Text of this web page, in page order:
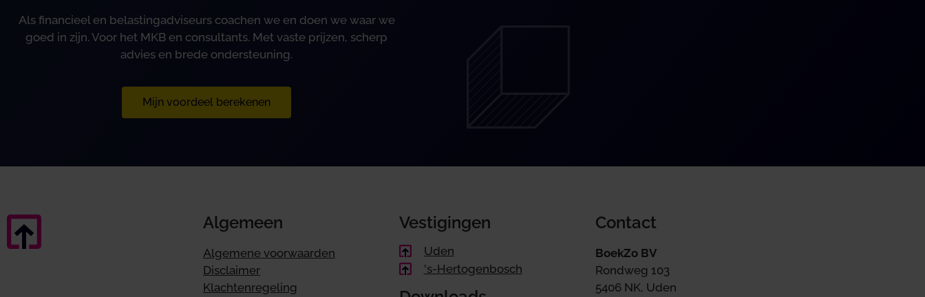
Als financieel en belastingadviseurs coachen we en doen we waar we
goed in zijn. Voor het MKB en consultants. Met vaste prijzen, scherp
advies en brede ondersteuning.
Mijn voordeel berekenen
Algemeen
Algemene voorwaarden
Disclaimer
Klachtenregeling
Vestigingen
Uden
's-Hertogenbosch
Contact
BoekZo BV
Rondweg 103
5406 NK, Uden